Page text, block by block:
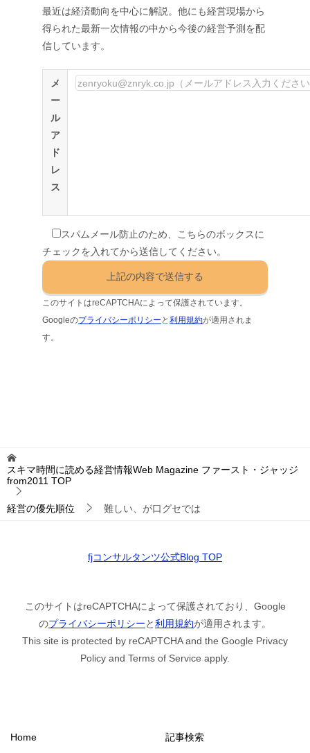
最近は経済動向を中心に解説。他にも経営現場から
得られた最新一次情報の中から今後の経営予測を配
信しています。
メ
ー
ル
ア
ド
レ
ス
スパムメール防止のため、こちらのボックスに
チェックを入れてから送信してください。
このサイトはreCAPTCHAによって保護されています。
Googleのプライバシーポリシー と利用規約が適用されま
す。
スキマ時間に読める経営情報Web Magazine ファースト・ジャッジ
from2011 TOP
経営の優先順位 難しい、が口グセでは
fjコンサルタンツ公式Blog TOP
このサイトはreCAPTCHAによって保護されており、Google
のプライバシーポリシーと利用規約が適用されます。
This site is protected by reCAPTCHA and the Google Privacy
Policy and Terms of Service apply.
Home 記事検索